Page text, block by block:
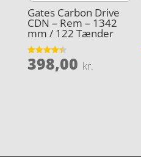
Gates Carbon Drive
CDN – Rem – 1342
mm / 122 Tænder
Vurderet
4.4
398,00 kr.